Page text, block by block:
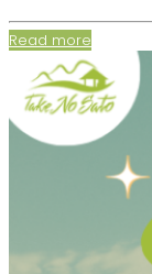
Read more